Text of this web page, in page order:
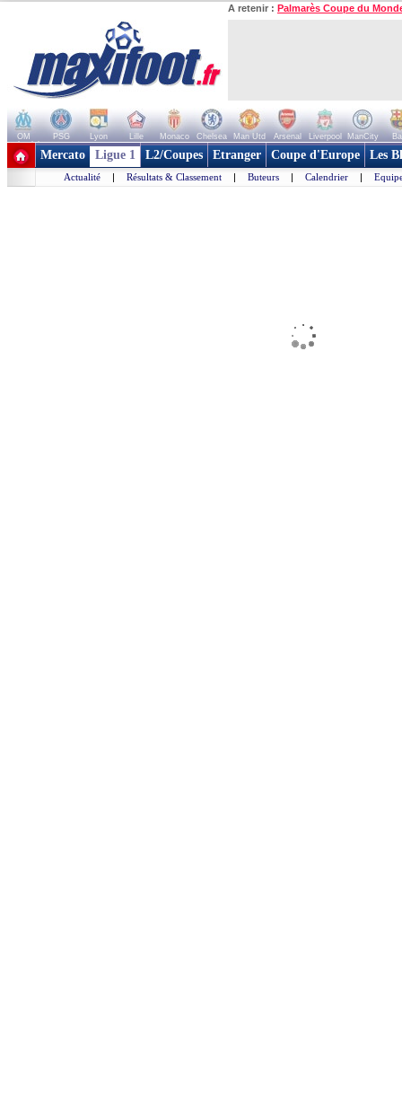
A retenir : Palmarès Coupe du
OM PSG Lyon Lille Monaco Chelsea Man Utd Arsenal Liverpool ManCity
+ de clubs
Mercato Ligue 1 L2/Coupes Etranger Coupe d'Europe Les
Actualité | Résultats & Classement | Buteurs | Calendrier |